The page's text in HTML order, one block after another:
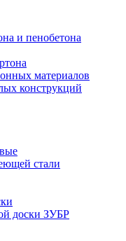
и пенобетона
материалов
конструкций
стали
доски ЗУБР